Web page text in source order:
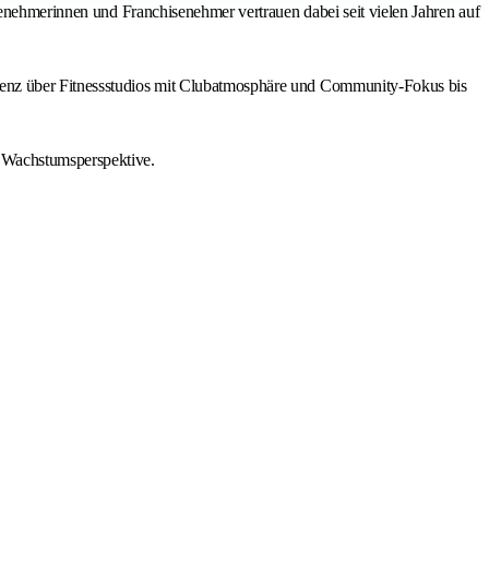
und Franchisenehmer vertrauen dabei seit vielen Jahren auf
über Fitnessstudios mit Clubatmosphäre und Community-Fokus bis